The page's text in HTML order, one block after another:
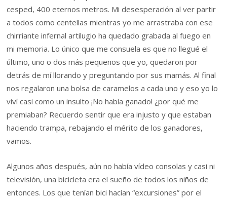
cesped, 400 eternos metros. Mi desesperación al ver partir
a todos como centellas mientras yo me arrastraba con ese
chirriante infernal artilugio ha quedado grabada al fuego en
mi memoria. Lo único que me consuela es que no llegué el
último, uno o dos más pequeños que yo, quedaron por
detrás de mí llorando y preguntando por sus mamás. Al final
nos regalaron una bolsa de caramelos a cada uno y eso yo lo
viví casi como un insulto ¡No había ganado! ¿por qué me
premiaban? Recuerdo sentir que era injusto y que estaban
haciendo trampa, rebajando el mérito de los ganadores,
vamos.
Algunos años después, aún no había vídeo consolas y casi ni
televisión, una bicicleta era el sueño de todos los niños de
entonces. Los que tenían bici hacían “excursiones” por el